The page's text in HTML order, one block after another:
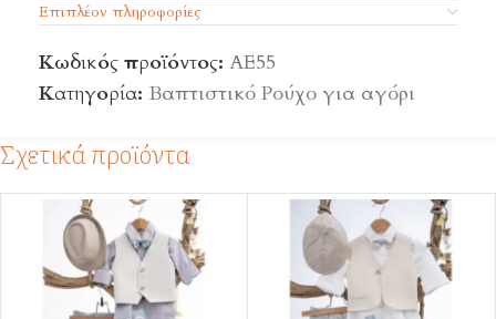
Επιπλέον πληροφορίες
Κωδικός προϊόντος: ΑΕ55
Κατηγορία: Βαπτιστικό Ρούχο για αγόρι
Σχετικά προϊόντα